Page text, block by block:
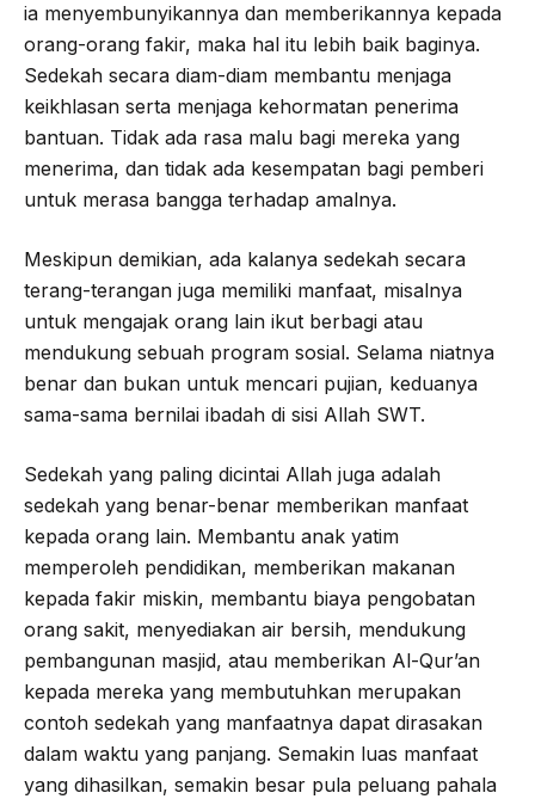
ia menyembunyikannya dan memberikannya kepada
orang-orang fakir, maka hal itu lebih baik baginya.
Sedekah secara diam-diam membantu menjaga
keikhlasan serta menjaga kehormatan penerima
bantuan. Tidak ada rasa malu bagi mereka yang
menerima, dan tidak ada kesempatan bagi pemberi
untuk merasa bangga terhadap amalnya.
Meskipun demikian, ada kalanya sedekah secara
terang-terangan juga memiliki manfaat, misalnya
untuk mengajak orang lain ikut berbagi atau
mendukung sebuah program sosial. Selama niatnya
benar dan bukan untuk mencari pujian, keduanya
sama-sama bernilai ibadah di sisi Allah SWT.
Sedekah yang paling dicintai Allah juga adalah
sedekah yang benar-benar memberikan manfaat
kepada orang lain. Membantu anak yatim
memperoleh pendidikan, memberikan makanan
kepada fakir miskin, membantu biaya pengobatan
orang sakit, menyediakan air bersih, mendukung
pembangunan masjid, atau memberikan Al-Qur’an
kepada mereka yang membutuhkan merupakan
contoh sedekah yang manfaatnya dapat dirasakan
dalam waktu yang panjang. Semakin luas manfaat
yang dihasilkan, semakin besar pula peluang pahala